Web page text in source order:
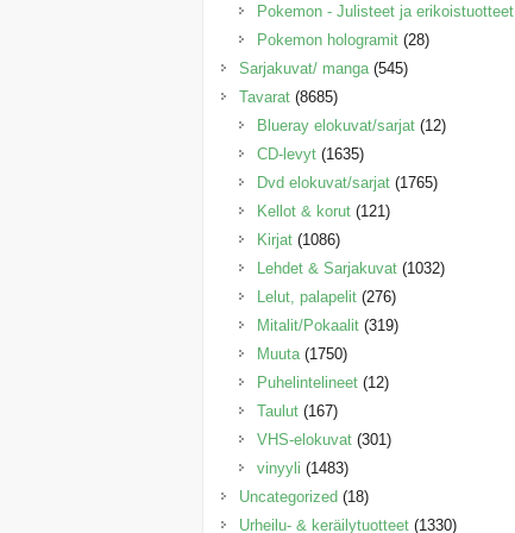
Pokemon - Julisteet ja erikoistuotteet
Pokemon hologramit (28)
Sarjakuvat/ manga (545)
Tavarat (8685)
Blueray elokuvat/sarjat (12)
CD-levyt (1635)
Dvd elokuvat/sarjat (1765)
Kellot & korut (121)
Kirjat (1086)
Lehdet & Sarjakuvat (1032)
Lelut, palapelit (276)
Mitalit/Pokaalit (319)
Muuta (1750)
Puhelintelineet (12)
Taulut (167)
VHS-elokuvat (301)
vinyyli (1483)
Uncategorized (18)
Urheilu- & keräilytuotteet (1330)